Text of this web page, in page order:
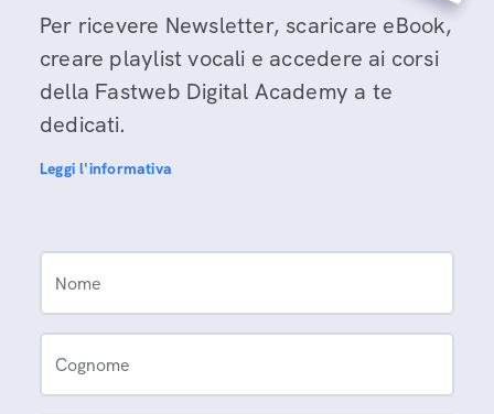
Per ricevere Newsletter, scaricare eBook,
creare playlist vocali e accedere ai corsi
della Fastweb Digital Academy a te
dedicati.
Leggi l'informativa
Nome
Cognome